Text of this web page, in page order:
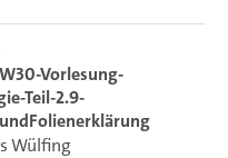
Vorlesung-
Teil-2.9-
Wülfing